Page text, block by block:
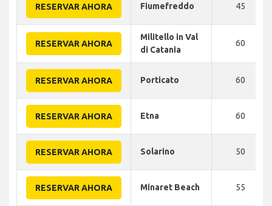
RESERVAR AHORA Fiumefreddo 45
RESERVAR AHORA
Militello in Val
di Catania
60
RESERVAR AHORA Porticato 60
RESERVAR AHORA Etna 60
RESERVAR AHORA Solarino 50
RESERVAR AHORA Minaret Beach 55